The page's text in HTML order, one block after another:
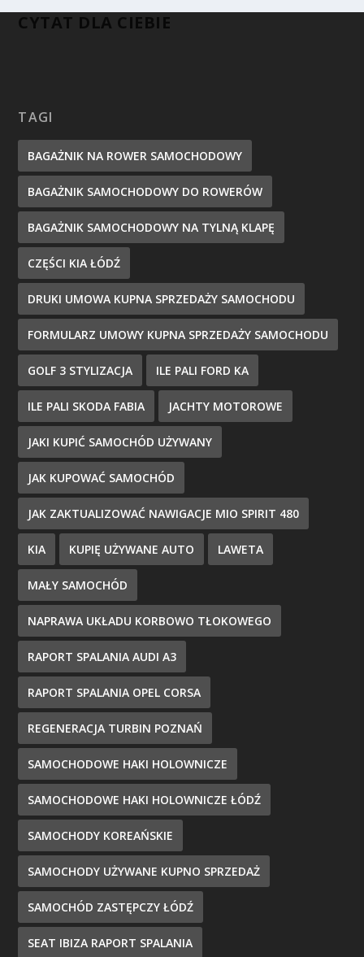
CYTAT DLA CIEBIE
TAGI
BAGAŻNIK NA ROWER SAMOCHODOWY
BAGAŻNIK SAMOCHODOWY DO ROWERÓW
BAGAŻNIK SAMOCHODOWY NA TYLNĄ KLAPĘ
CZĘŚCI KIA ŁÓDŹ
DRUKI UMOWA KUPNA SPRZEDAŻY SAMOCHODU
FORMULARZ UMOWY KUPNA SPRZEDAŻY SAMOCHODU
GOLF 3 STYLIZACJA ILE PALI FORD KA
ILE PALI SKODA FABIA JACHTY MOTOROWE
JAKI KUPIĆ SAMOCHÓD UŻYWANY
JAK KUPOWAĆ SAMOCHÓD
JAK ZAKTUALIZOWAĆ NAWIGACJE MIO SPIRIT 480
KIA KUPIĘ UŻYWANE AUTO LAWETA
MAŁY SAMOCHÓD
NAPRAWA UKŁADU KORBOWO TŁOKOWEGO
RAPORT SPALANIA AUDI A3
RAPORT SPALANIA OPEL CORSA
REGENERACJA TURBIN POZNAŃ
SAMOCHODOWE HAKI HOLOWNICZE
SAMOCHODOWE HAKI HOLOWNICZE ŁÓDŹ
SAMOCHODY KOREAŃSKIE
SAMOCHODY UŻYWANE KUPNO SPRZEDAŻ
SAMOCHÓD ZASTĘPCZY ŁÓDŹ
SEAT IBIZA RAPORT SPALANIA